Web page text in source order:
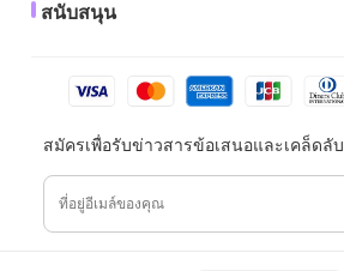
สนับสนุน
สมัครเพื่อรับข่าวสารข้อเสนอและเคล็ดลับ